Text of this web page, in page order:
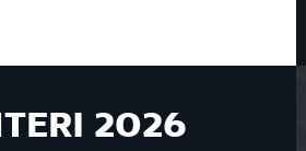
2026